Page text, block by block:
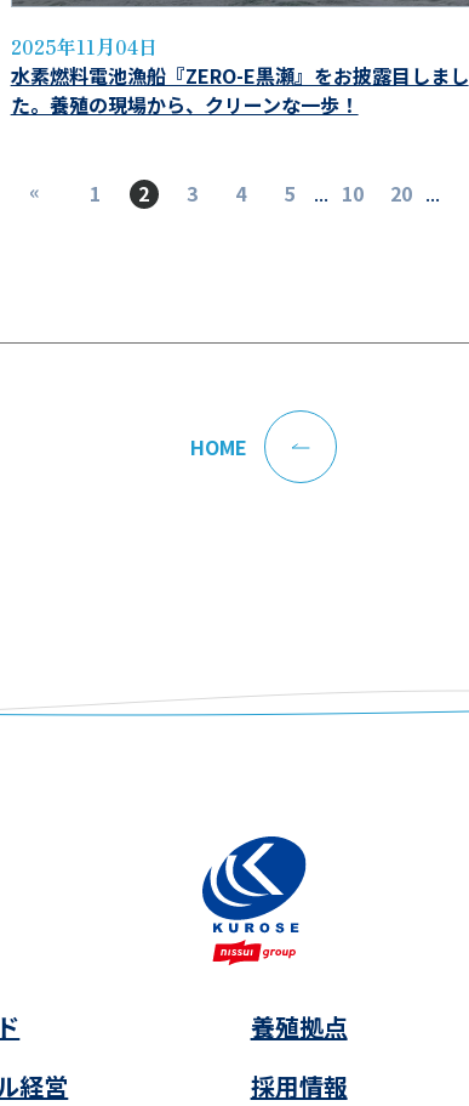
2025年11月04日
水素燃料電池漁船『ZERO-E黒瀬』をお披露目しまし
た。養殖の現場から、クリーンな一歩！
« 1 2 3 4 5 ... 10 20 ...
HOME
養殖拠点
経営 採用情報